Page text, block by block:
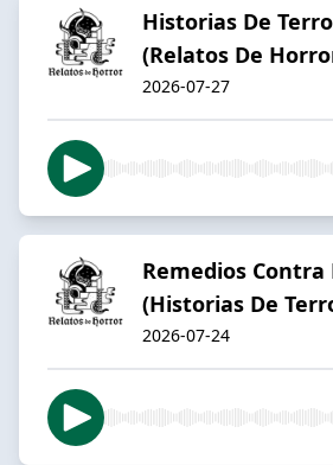
Historias De
(Relatos De
2026-07-27
Remedios Contra
(Historias De
2026-07-24